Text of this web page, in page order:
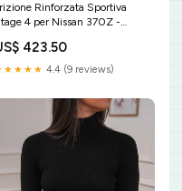
Rinforzata Sportiva
4 per Nissan 370Z -
423.50
4.4 (9 reviews)